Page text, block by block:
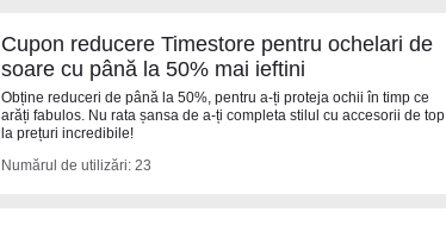
Cupon reducere Timestore pentru ochelari de
soare cu până la 50% mai ieftini
Obține reduceri de până la 50%, pentru a-ți proteja ochii în timp ce
arăți fabulos. Nu rata șansa de a-ți completa stilul cu accesorii de top
la prețuri incredibile!
Numărul de utilizări: 23